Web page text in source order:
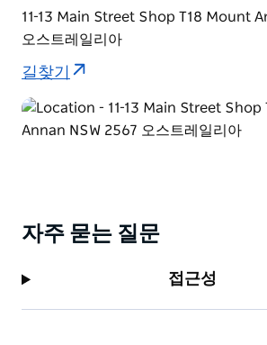
11-13 Main Street Shop T18 Mount
오스트레일리아
길찾기
자주 묻는 질문
접근성